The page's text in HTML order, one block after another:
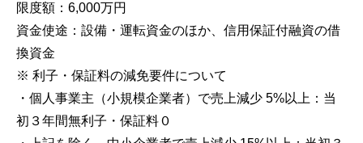
限度額：6,000万円
資金使途：設備・運転資金のほか、信用保証付融資の借
換資金
※ 利子・保証料の減免要件について
・個人事業主（小規模企業者）で売上減少 5%以上：当
初３年間無利子・保証料０